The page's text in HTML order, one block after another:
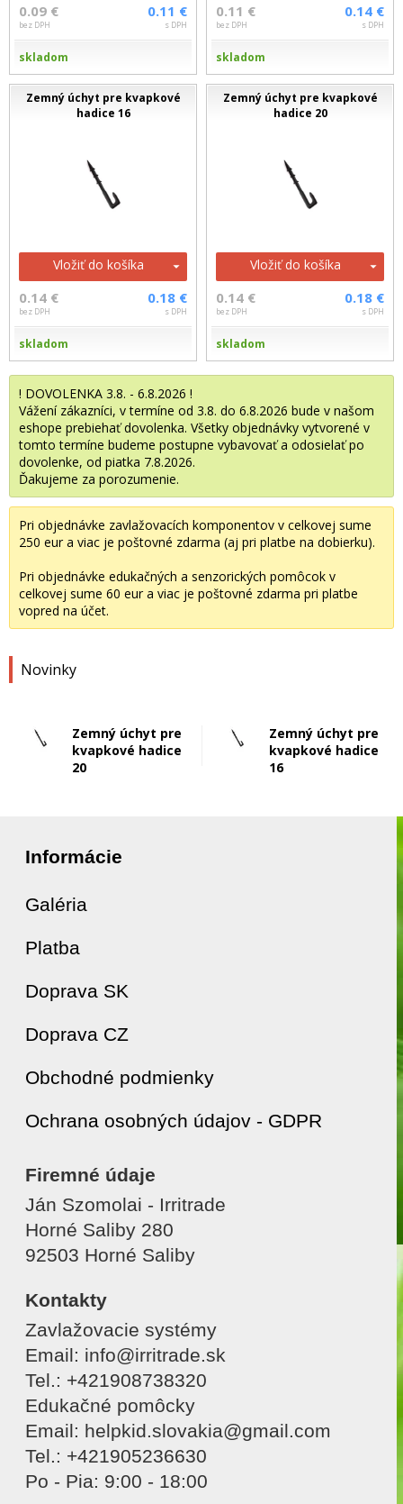
! DOVOLENKA 3.8. - 6.8.2026 !
Vážení zákazníci, v termíne od 3.8. do 6.8.2026 bude v našom
eshope prebiehať dovolenka. Všetky objednávky vytvorené v
tomto termíne budeme postupne vybavovať a odosielať po
dovolenke, od piatka 7.8.2026.
Ďakujeme za porozumenie.
Pri objednávke zavlažovacích komponentov v celkovej sume
250 eur a viac je poštovné zdarma (aj pri platbe na dobierku).
Pri objednávke edukačných a senzorických pomôcok v
celkovej sume 60 eur a viac je poštovné zdarma pri platbe
vopred na účet.
Novinky
Zemný úchyt pre
kvapkové hadice
20
Zemný úchyt pre
kvapkové hadice
16
0.09 €
bez DPH
0.11 €
s DPH
skladom
0.11 €
bez DPH
0.14 €
s DPH
skladom
Zemný úchyt pre kvapkové
hadice 16
Vložiť do košíka
0.14 €
bez DPH
0.18 €
s DPH
skladom
Zemný úchyt pre kvapkové
hadice 20
Vložiť do košíka
0.14 €
bez DPH
0.18 €
s DPH
skladom
Informácie
Galéria
Platba
Doprava SK
Doprava CZ
Obchodné podmienky
Ochrana osobných údajov - GDPR
Firemné údaje
Ján Szomolai - Irritrade
Horné Saliby 280
92503 Horné Saliby
Kontakty
Zavlažovacie systémy
Email: info@irritrade.sk
Tel.: +421908738320
Edukačné pomôcky
Email: helpkid.slovakia@gmail.com
Tel.: +421905236630
Po - Pia: 9:00 - 18:00